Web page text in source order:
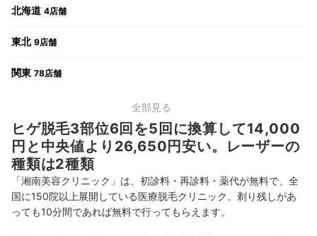
北海道 4店舗
東北 9店舗
関東 78店舗
関西 23店舗
中国・四国 10店舗
九州・沖縄 14店舗
全部見る
ヒゲ脱毛3部位6回を5回に換算して14,000
円と中央値より26,650円安い。レーザーの
種類は2種類
「湘南美容クリニック」は、初診料・再診料・薬代が無料で、全
国に150院以上展開している医療脱毛クリニック。剃り残しがあ
っても10分間であれば無料で行ってもらえます。